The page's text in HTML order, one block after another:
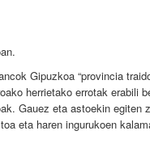
Gipuzkoa “provincia
herrietako errotak erabili
Gauez eta astoekin egiten
eta haren ingurukoen